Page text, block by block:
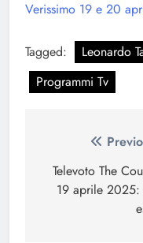
Verissimo 19 e 20
Tagged: Leonardo
Programmi Tv
articoli
Televoto The
19 aprile 2025: